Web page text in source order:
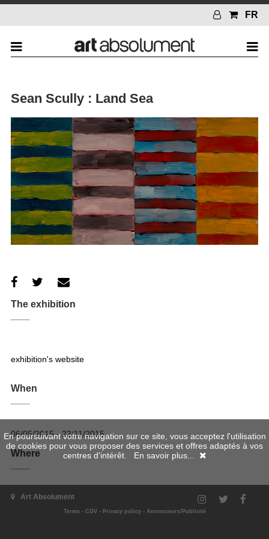
FR
Sean Scully : Land Sea
The exhibition
exhibition's website
When
06/05/2015 - 22/11/2015
Where
Art Absolument
Terms- CGV- Privacy policy- Annonceurs/Publicité
En poursuivant votre navigation sur ce site, vous acceptez l'utilisation
de cookies pour vous proposer des services et offres adaptés à vos
centres d'intérêt. En savoir plus...